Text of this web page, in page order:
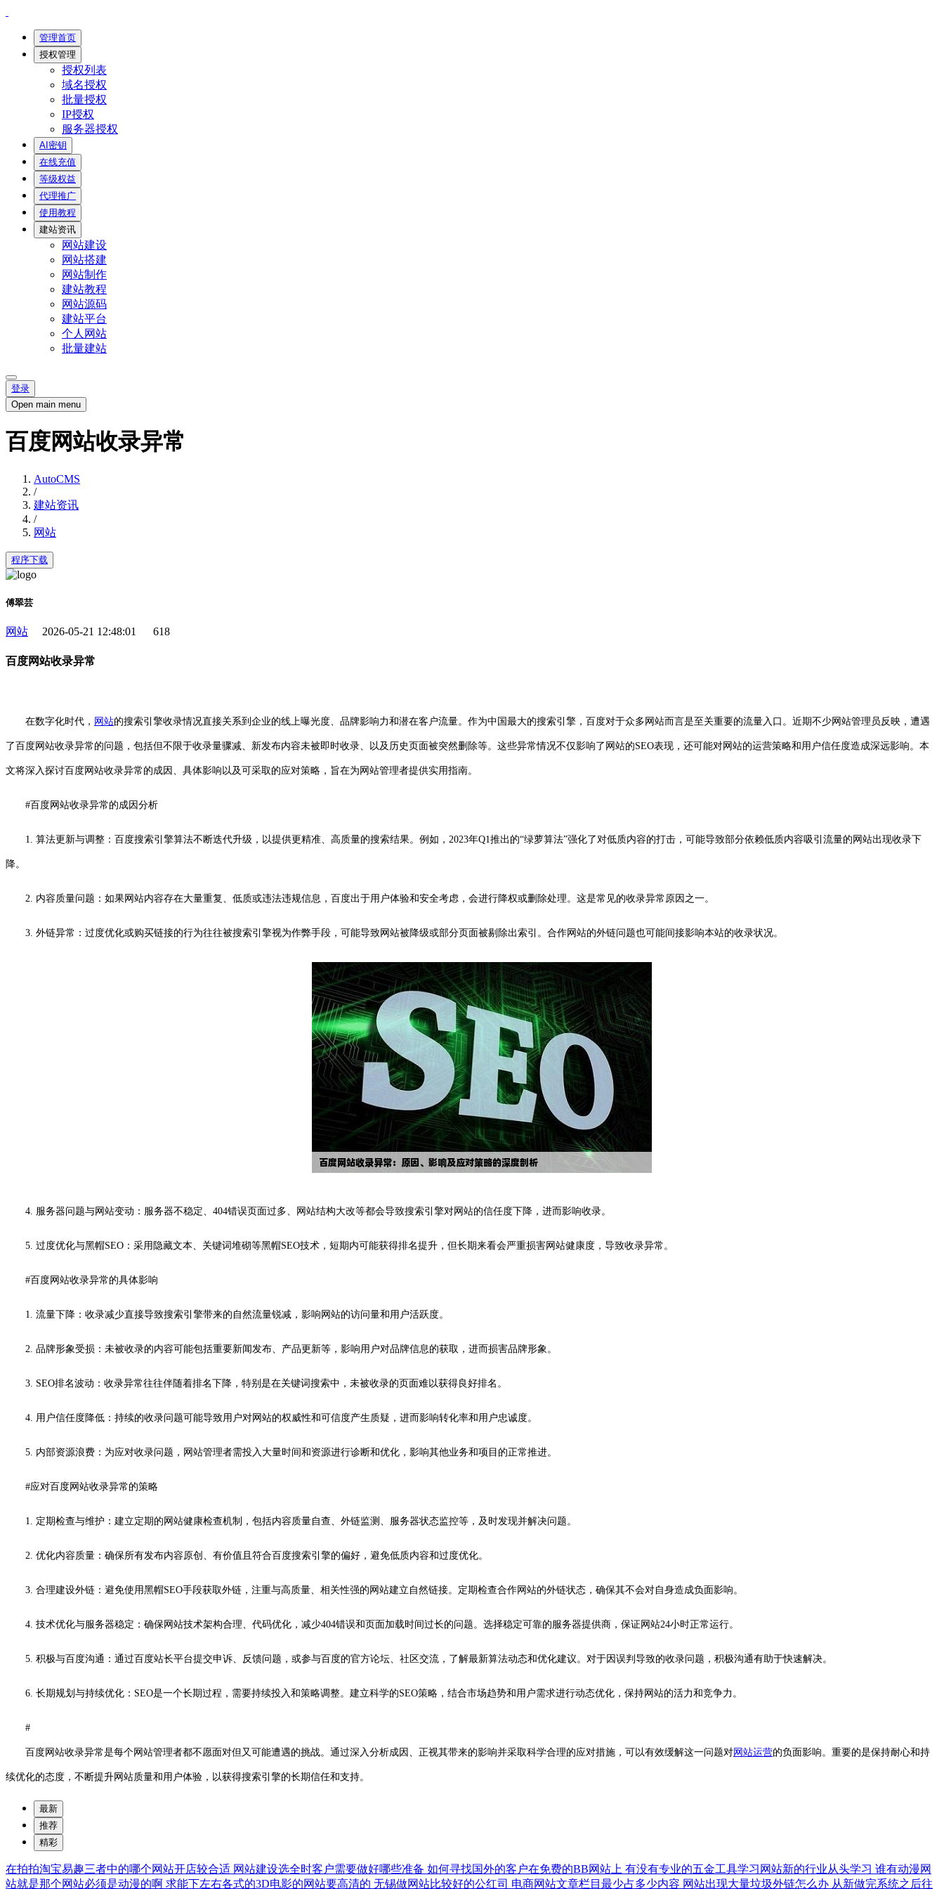
管理首页
授权管理
授权列表
域名授权
批量授权
IP授权
服务器授权
AI密钥
在线充值
等级权益
代理推广
使用教程
建站资讯
网站建设
网站搭建
网站制作
建站教程
网站源码
建站平台
个人网站
批量建站
登录
Open main menu
百度网站收录异常
AutoCMS
/
建站资讯
/
网站
程序下载
傅翠芸
网站 2026-05-21 12:48:01 618
百度网站收录异常
在数字化时代， 网站的搜索引擎收录情况直接关系到企业的线上曝光度、品牌影响力和潜在客户流量。作为中国最大的搜索引擎，百度对于众多网站而言是至关重要的流量入口。近期不少网站管理员反映，遭遇
了百度网站收录异常的问题，包括但不限于收录量骤减、新发布内容未被即时收录、以及历史页面被突然删除等。这些异常情况不仅影响了网站的SEO表现，还可能对网站的运营策略和用户信任度造成深远影响。本
文将深入探讨百度网站收录异常的成因、具体影响以及可采取的应对策略，旨在为网站管理者提供实用指南。
#百度网站收录异常的成因分析
1. 算法更新与调整：百度搜索引擎算法不断迭代升级，以提供更精准、高质量的搜索结果。例如，2023年Q1推出的“绿萝算法”强化了对低质内容的打击，可能导致部分依赖低质内容吸引流量的网站出现收录下
降。
2. 内容质量问题：如果网站内容存在大量重复、低质或违法违规信息，百度出于用户体验和安全考虑，会进行降权或删除处理。这是常见的收录异常原因之一。
3. 外链异常：过度优化或购买链接的行为往往被搜索引擎视为作弊手段，可能导致网站被降级或部分页面被剔除出索引。合作网站的外链问题也可能间接影响本站的收录状况。
4. 服务器问题与网站变动：服务器不稳定、404错误页面过多、网站结构大改等都会导致搜索引擎对网站的信任度下降，进而影响收录。
5. 过度优化与黑帽SEO：采用隐藏文本、关键词堆砌等黑帽SEO技术，短期内可能获得排名提升，但长期来看会严重损害网站健康度，导致收录异常。
#百度网站收录异常的具体影响
1. 流量下降：收录减少直接导致搜索引擎带来的自然流量锐减，影响网站的访问量和用户活跃度。
2. 品牌形象受损：未被收录的内容可能包括重要新闻发布、产品更新等，影响用户对品牌信息的获取，进而损害品牌形象。
3. SEO排名波动：收录异常往往伴随着排名下降，特别是在关键词搜索中，未被收录的页面难以获得良好排名。
4. 用户信任度降低：持续的收录问题可能导致用户对网站的权威性和可信度产生质疑，进而影响转化率和用户忠诚度。
5. 内部资源浪费：为应对收录问题，网站管理者需投入大量时间和资源进行诊断和优化，影响其他业务和项目的正常推进。
#应对百度网站收录异常的策略
1. 定期检查与维护：建立定期的网站健康检查机制，包括内容质量自查、外链监测、服务器状态监控等，及时发现并解决问题。
2. 优化内容质量：确保所有发布内容原创、有价值且符合百度搜索引擎的偏好，避免低质内容和过度优化。
3. 合理建设外链：避免使用黑帽SEO手段获取外链，注重与高质量、相关性强的网站建立自然链接。定期检查合作网站的外链状态，确保其不会对自身造成负面影响。
4. 技术优化与服务器稳定：确保网站技术架构合理、代码优化，减少404错误和页面加载时间过长的问题。选择稳定可靠的服务器提供商，保证网站24小时正常运行。
5. 积极与百度沟通：通过百度站长平台提交申诉、反馈问题，或参与百度的官方论坛、社区交流，了解最新算法动态和优化建议。对于因误判导致的收录问题，积极沟通有助于快速解决。
6. 长期规划与持续优化：SEO是一个长期过程，需要持续投入和策略调整。建立科学的SEO策略，结合市场趋势和用户需求进行动态优化，保持网站的活力和竞争力。
#
百度网站收录异常是每个网站管理者都不愿面对但又可能遭遇的挑战。通过深入分析成因、正视其带来的影响并采取科学合理的应对措施，可以有效缓解这一问题对网站运营的负面影响。重要的是保持耐心和持
续优化的态度，不断提升网站质量和用户体验，以获得搜索引擎的长期信任和支持。
最新
推荐
精彩
在拍拍淘宝易趣三者中的哪个网站开店较合适 网站建设选全时客户需要做好哪些准备 如何寻找国外的客户在免费的BB网站上 有没有专业的五金工具学习网站新的行业从头学习 谁有动漫网
站就是那个网站必须是动漫的啊 求能下左右各式的3D电影的网站要高清的 无锡做网站比较好的公红司 电商网站文章栏目最少占多少内容 网站出现大量垃圾外链怎么办 从新做完系统之后往